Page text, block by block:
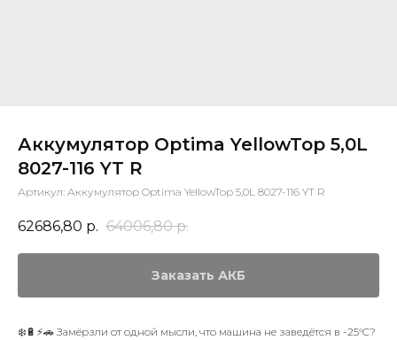
Аккумулятор Optima YellowTop 5,0L
8027-116 YT R
Артикул: Аккумулятор Optima YellowTop 5,0L 8027-116 YT R
62686,80 р. 64006,80 р.
Заказать АКБ
❄️🔋⚡🚗 Замёрзли от одной мысли, что машина не заведётся в -25°C?